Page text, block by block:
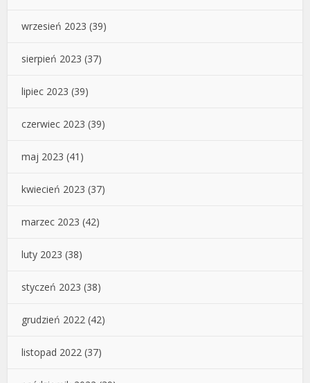
wrzesień 2023 (39)
sierpień 2023 (37)
lipiec 2023 (39)
czerwiec 2023 (39)
maj 2023 (41)
kwiecień 2023 (37)
marzec 2023 (42)
luty 2023 (38)
styczeń 2023 (38)
grudzień 2022 (42)
listopad 2022 (37)